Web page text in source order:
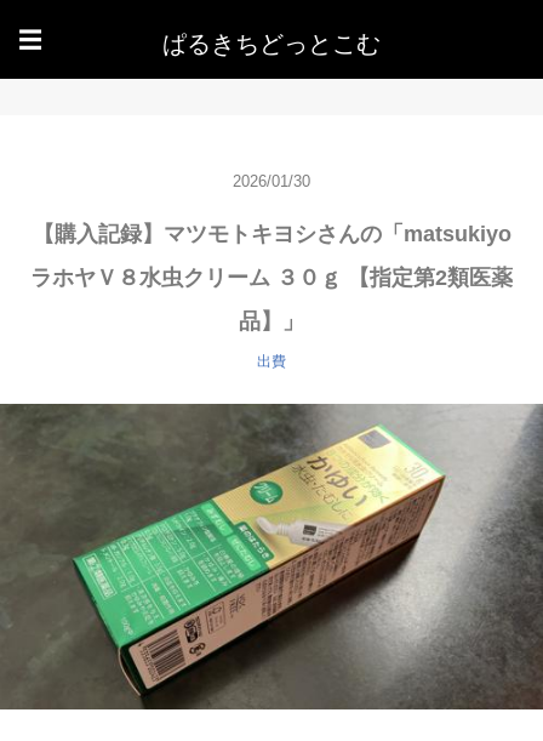
☰ ぱるきちどっとこむ
2026/01/30
【購入記録】マツモトキヨシさんの「matsukiyo
ラホヤＶ８水虫クリーム ３０ｇ 【指定第2類医薬
品】」
出費